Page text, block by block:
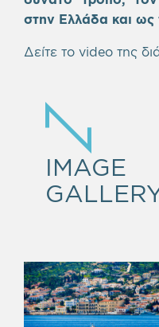
στην Ελλάδα και ως
Δείτε το video της
IMAGE